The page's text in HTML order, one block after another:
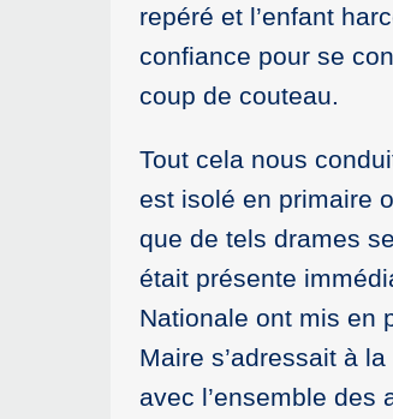
repéré et l’enfant
confiance pour se
coup de couteau.
Tout cela nous
est isolé en primaire
que de tels drames
était présente
Nationale ont mis en
Maire s’adressait à
avec l’ensemble des